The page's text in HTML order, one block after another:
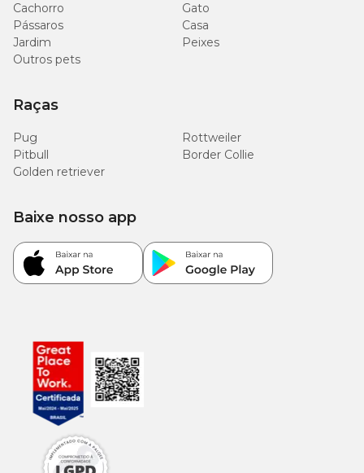
Cachorro
Gato
Pássaros
Casa
Jardim
Peixes
Outros pets
Raças
Pug
Rottweiler
Pitbull
Border Collie
Golden retriever
Baixe nosso app